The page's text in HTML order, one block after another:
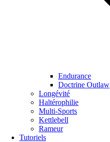
Endurance
Doctrine Outlaw
Longévité
Haltérophilie
Multi-Sports
Kettlebell
Rameur
Tutoriels